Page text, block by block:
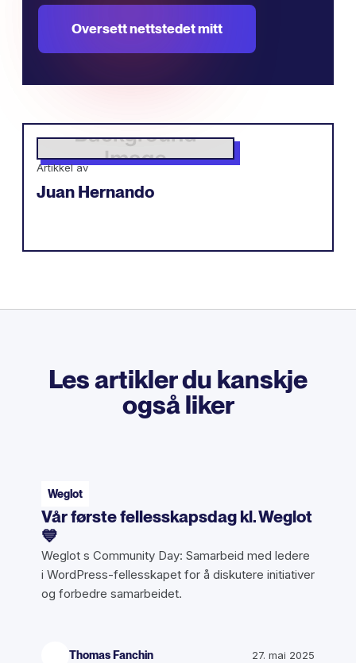
Oversett nettstedet mitt
Artikkel av
Juan Hernando
Les artikler du kanskje
også liker
Weglot
Vår første fellesskapsdag kl. Weglot
💙
Weglot s Community Day: Samarbeid med ledere
i WordPress-fellesskapet for å diskutere initiativer
og forbedre samarbeidet.
Thomas Fanchin 27. mai 2025